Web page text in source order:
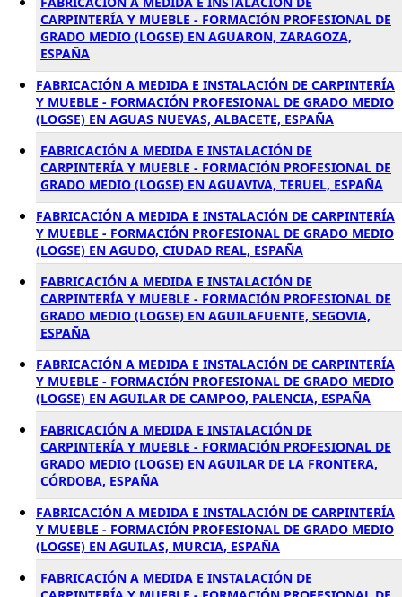
CARPINTERÍA Y MUEBLE - FORMACIÓN PROFESIONAL DE
GRADO MEDIO (LOGSE) EN AGUARON, ZARAGOZA,
ESPAÑA
FABRICACIÓN A MEDIDA E INSTALACIÓN DE CARPINTERÍA
Y MUEBLE - FORMACIÓN PROFESIONAL DE GRADO MEDIO
(LOGSE) EN AGUAS NUEVAS, ALBACETE, ESPAÑA
FABRICACIÓN A MEDIDA E INSTALACIÓN DE
CARPINTERÍA Y MUEBLE - FORMACIÓN PROFESIONAL DE
GRADO MEDIO (LOGSE) EN AGUAVIVA, TERUEL, ESPAÑA
FABRICACIÓN A MEDIDA E INSTALACIÓN DE CARPINTERÍA
Y MUEBLE - FORMACIÓN PROFESIONAL DE GRADO MEDIO
(LOGSE) EN AGUDO, CIUDAD REAL, ESPAÑA
FABRICACIÓN A MEDIDA E INSTALACIÓN DE
CARPINTERÍA Y MUEBLE - FORMACIÓN PROFESIONAL DE
GRADO MEDIO (LOGSE) EN AGUILAFUENTE, SEGOVIA,
ESPAÑA
FABRICACIÓN A MEDIDA E INSTALACIÓN DE CARPINTERÍA
Y MUEBLE - FORMACIÓN PROFESIONAL DE GRADO MEDIO
(LOGSE) EN AGUILAR DE CAMPOO, PALENCIA, ESPAÑA
FABRICACIÓN A MEDIDA E INSTALACIÓN DE
CARPINTERÍA Y MUEBLE - FORMACIÓN PROFESIONAL DE
GRADO MEDIO (LOGSE) EN AGUILAR DE LA FRONTERA,
CÓRDOBA, ESPAÑA
FABRICACIÓN A MEDIDA E INSTALACIÓN DE CARPINTERÍA
Y MUEBLE - FORMACIÓN PROFESIONAL DE GRADO MEDIO
(LOGSE) EN AGUILAS, MURCIA, ESPAÑA
FABRICACIÓN A MEDIDA E INSTALACIÓN DE